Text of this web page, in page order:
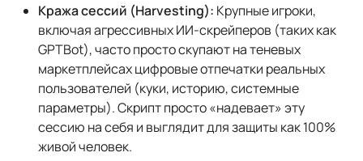
Кража сессий (Harvesting): Крупные игроки,
включая агрессивных ИИ-скрейперов (таких как
GPTBot), часто просто скупают на теневых
маркетплейсах цифровые отпечатки реальных
пользователей (куки, историю, системные
параметры). Скрипт просто «надевает» эту
сессию на себя и выглядит для защиты как 100%
живой человек.